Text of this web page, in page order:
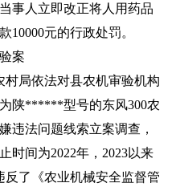
事人立即改正将人用药品
10000元的行政处罚。
案
村局依法对县农机审验机构
陕******型号的东风300农
违法问题线索立案调查，
时间为2022年，2023以来
了《农业机械安全监督管